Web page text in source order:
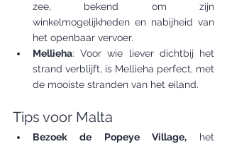
zee, bekend om zijn
winkelmogelijkheden en nabijheid van
het openbaar vervoer.
Mellieha: Voor wie liever dichtbij het
strand verblijft, is Mellieha perfect, met
de mooiste stranden van het eiland.
Tips voor Malta
Bezoek de Popeye Village, het